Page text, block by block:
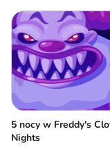
5 nocy w Freddy's
Nights